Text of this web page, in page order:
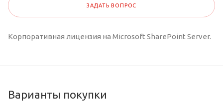
ЗАДАТЬ ВОПРОС
Корпоративная лицензия на Microsoft SharePoint Server.
Варианты покупки